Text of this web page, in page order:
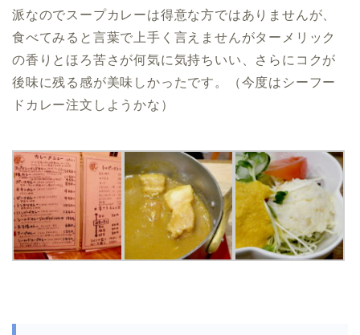
派なのでスープカレーは得意な方ではありませんが、
食べてみると言葉で上手く言えませんがターメリック
の香りとほろ苦さが何気に気持ちいい、さらにコクが
後味に残る感が美味しかったです。（今度はシーフー
ドカレー注文しようかな）